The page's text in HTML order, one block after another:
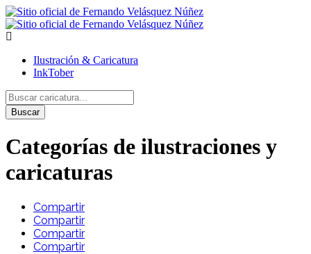
Ilustración & Caricatura
InkTober
Buscar
Categorías de ilustraciones y
caricaturas
Compartir
Compartir
Compartir
Compartir